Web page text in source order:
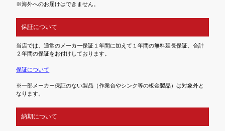
※海外へのお届けはできません。
保証について
当店では、通常のメーカー保証１年間に加えて１年間の無料延長保証、合計
２年間の保証をお付けしております。
保証について
※一部メーカー保証のない製品（作業台やシンク等の板金製品）は対象外と
なります。
納期について